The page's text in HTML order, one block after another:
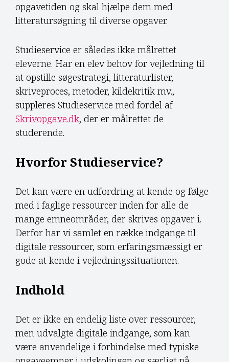
opgavetiden og skal hjælpe dem med
litteratursøgning til diverse opgaver.
Studieservice er således ikke målrettet
eleverne. Har en elev behov for vejledning til
at opstille søgestrategi, litteraturlister,
skriveproces, metoder, kildekritik mv.,
suppleres Studieservice med fordel af
Skrivopgave.dk, der er målrettet de
studerende.
Hvorfor Studieservice?
Det kan være en udfordring at kende og følge
med i faglige ressourcer inden for alle de
mange emneområder, der skrives opgaver i.
Derfor har vi samlet en række indgange til
digitale ressourcer, som erfaringsmæssigt er
gode at kende i vejledningssituationen.
Indhold
Det er ikke en endelig liste over ressourcer,
men udvalgte digitale indgange, som kan
være anvendelige i forbindelse med typiske